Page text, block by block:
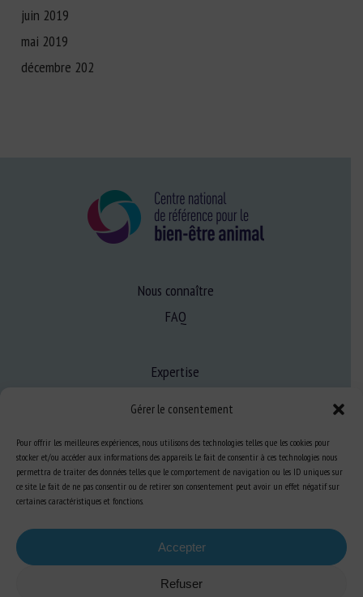
Gérer le consentement
Pour offrir les meilleures expériences, nous utilisons des technologies telles que les cookies pour
stocker et/ou accéder aux informations des appareils. Le fait de consentir à ces technologies nous
permettra de traiter des données telles que le comportement de navigation ou les ID uniques sur
ce site. Le fait de ne pas consentir ou de retirer son consentement peut avoir un effet négatif sur
certaines caractéristiques et fonctions.
Accepter
Refuser
juin 2019
mai 2019
décembre 202
Nous connaître
FAQ
Expertise
Ressources